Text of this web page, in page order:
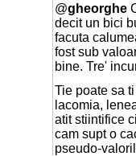
@gheorghe
decit un bici
facuta
fost sub
bine. Tre'
Tie poate sa
lacomia,
atit stiintifice
cam supt o
pseudo-